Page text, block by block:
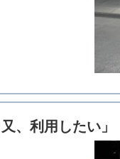
、利用したい」